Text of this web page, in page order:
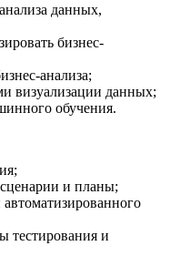
данных,
бизнес-
анализа;
визуализации данных;
обучения.
сценарии и планы;
тестирования и